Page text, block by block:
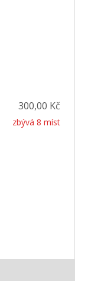
zbývá 8 míst
300,00 Kč